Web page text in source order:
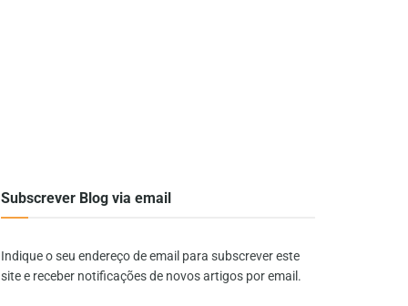
Subscrever Blog via email
Indique o seu endereço de email para subscrever este
site e receber notificações de novos artigos por email.